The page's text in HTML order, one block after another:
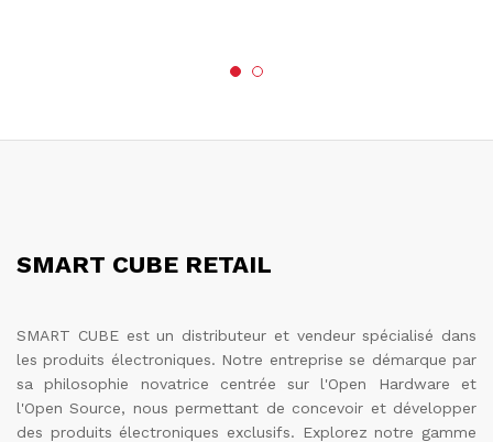
SMART CUBE RETAIL
SMART CUBE est un distributeur et vendeur spécialisé dans
les produits électroniques. Notre entreprise se démarque par
sa philosophie novatrice centrée sur l'Open Hardware et
l'Open Source, nous permettant de concevoir et développer
des produits électroniques exclusifs. Explorez notre gamme